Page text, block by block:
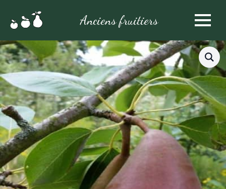
Anciens fruitiers